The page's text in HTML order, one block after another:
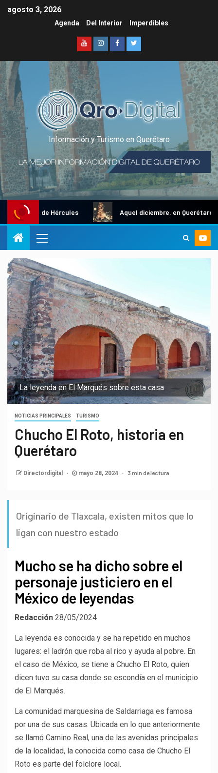
agosto 3, 2026
Agenda Del Interior Imperdibles
Información y Turismo en Querétaro
Gallo de Hércules Aquel diciembre, en Querétaro
La leyenda en El Marqués sobre esta casa
NOTICIAS PRINCIPALES TURISMO
Chucho El Roto, historia en
Querétaro
Directordigital mayo 28, 2024 3 min de lectura
Originario de Tlaxcala, existen mitos que lo
ligan con nuestro estado
Mucho se ha dicho sobre el
personaje justiciero en el
México de leyendas
Redacción 28/05/2024
La leyenda es conocida y se ha repetido en muchos
lugares: el ladrón que roba al rico y ayuda al pobre. En
el caso de México, se tiene a Chucho El Roto, quien
dicen tuvo su casa donde se escondía en el municipio
de El Marqués.
La comunidad marquesina de Saldarriaga es famosa
por una de sus casas. Ubicada en lo que anteriormente
se llamó Camino Real, una de las avenidas principales
de la localidad, la conocida como casa de Chucho El
Roto es parte del folclore local.